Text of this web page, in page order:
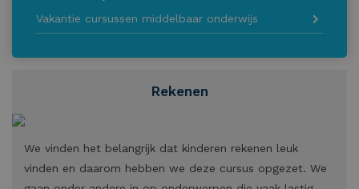
Vakantie cursussen middelbaar onderwijs
Rekenen
We vinden het belangrijk dat kinderen rekenen leuk
vinden en daarom hebben we deze cursus opgezet. We